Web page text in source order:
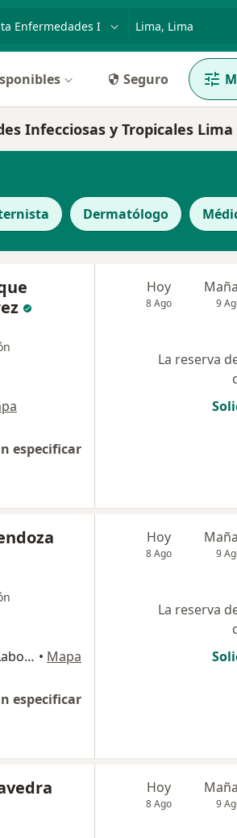
Seguro
Infecciosas y Tropicales Lima
Dermatólogo
especificar
Hoy
8 Ago 9
La reserva
Av. Faustino Sánchez Carrión 790 (Laboratorio Multilab), Magdalena del Mar • Mapa
especificar
Hoy
8 Ago 9
La reserva
Hoy
8 Ago 9